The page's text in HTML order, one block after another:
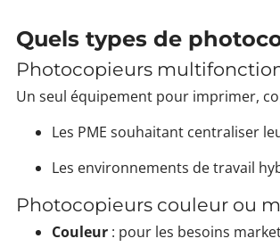
Quels types de
Photocopieurs
Un seul équipement pour imprimer,
Les PME souhaitant centraliser
Les environnements de travail
Photocopieurs couleur ou
Couleur : pour les besoins